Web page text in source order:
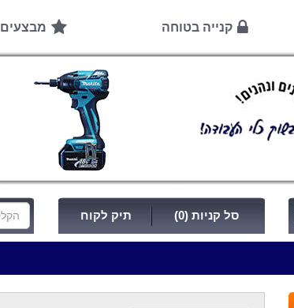
קנייה בטוחה מבצעים
סל קניות (0) תיק לקוח